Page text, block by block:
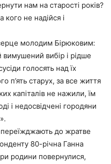
нам на старості років?
кого не надійся і
молодим Бірюковим:
вибір і рідше
голосять над їх
п’ять старух, за все життя
капіталів не нажили, їм
і недосвідчені городяни
до жратве
80-річна Ганна
родини повернулися,